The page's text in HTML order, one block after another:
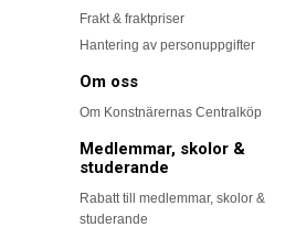
Frakt & fraktpriser
Hantering av personuppgifter
Om oss
Om Konstnärernas Centralköp
Medlemmar, skolor &
studerande
Rabatt till medlemmar, skolor &
studerande